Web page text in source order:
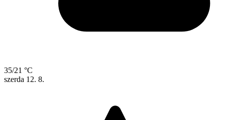
35/21 °C
szerda 12. 8.